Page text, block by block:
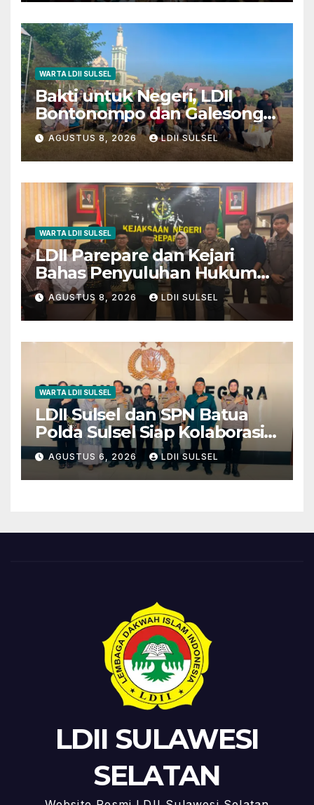
WARTA LDII SULSEL
Bakti untuk Negeri, LDII
Bontonompo dan Galesong
Kerja Bakti Bersama di
Lapangan Barembeng
AGUSTUS 8, 2026 LDII SULSEL
WARTA LDII SULSEL
LDII Parepare dan Kejari
Bahas Penyuluhan Hukum
untuk Warga dan Masyarakat
AGUSTUS 8, 2026 LDII SULSEL
WARTA LDII SULSEL
LDII Sulsel dan SPN Batua
Polda Sulsel Siap Kolaborasi
Bakti Sosial Sambut HUT RI
ke-81
AGUSTUS 6, 2026 LDII SULSEL
LDII SULAWESI
SELATAN